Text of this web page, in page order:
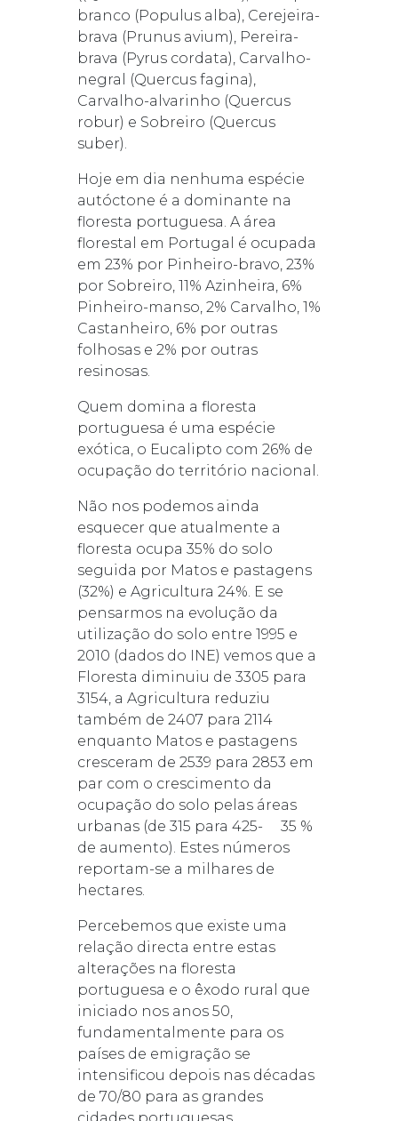
branco (Populus alba), Cerejeira-
brava (Prunus avium), Pereira-
brava (Pyrus cordata), Carvalho-
negral (Quercus fagina),
Carvalho-alvarinho (Quercus
robur) e Sobreiro (Quercus
suber).
Hoje em dia nenhuma espécie
autóctone é a dominante na
floresta portuguesa. A área
florestal em Portugal é ocupada
em 23% por Pinheiro-bravo, 23%
por Sobreiro, 11% Azinheira, 6%
Pinheiro-manso, 2% Carvalho, 1%
Castanheiro, 6% por outras
folhosas e 2% por outras
resinosas.
Quem domina a floresta
portuguesa é uma espécie
exótica, o Eucalipto com 26% de
ocupação do território nacional.
Não nos podemos ainda
esquecer que atualmente a
floresta ocupa 35% do solo
seguida por Matos e pastagens
(32%) e Agricultura 24%. E se
pensarmos na evolução da
utilização do solo entre 1995 e
2010 (dados do INE) vemos que a
Floresta diminuiu de 3305 para
3154, a Agricultura reduziu
também de 2407 para 2114
enquanto Matos e pastagens
cresceram de 2539 para 2853 em
par com o crescimento da
ocupação do solo pelas áreas
urbanas (de 315 para 425- 35 %
de aumento). Estes números
reportam-se a milhares de
hectares.
Percebemos que existe uma
relação directa entre estas
alterações na floresta
portuguesa e o êxodo rural que
iniciado nos anos 50,
fundamentalmente para os
países de emigração se
intensificou depois nas décadas
de 70/80 para as grandes